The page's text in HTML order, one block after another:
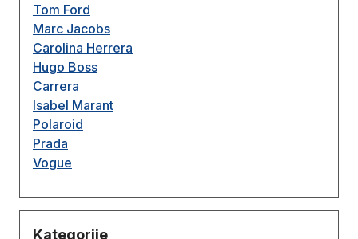
Tom Ford
Marc Jacobs
Carolina Herrera
Hugo Boss
Carrera
Isabel Marant
Polaroid
Prada
Vogue
Kategorije